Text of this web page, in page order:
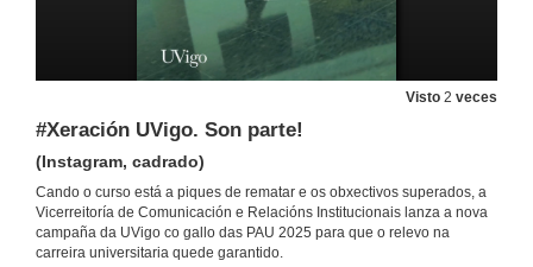
Visto 2 veces
#Xeración UVigo. Son parte!
(Instagram, cadrado)
Cando o curso está a piques de rematar e os obxectivos superados, a
Vicerreitoría de Comunicación e Relacións Institucionais lanza a nova
campaña da UVigo co gallo das PAU 2025 para que o relevo na
carreira universitaria quede garantido.